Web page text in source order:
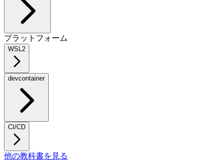
プラットフォーム
WSL2
devcontainer
CI/CD
他の教科書を見る